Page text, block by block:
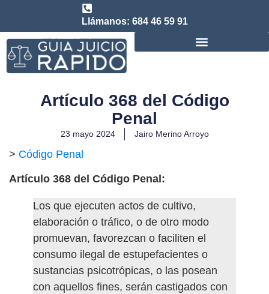
Llámanos: 684 46 59 91
Artículo 368 del Código
Penal
23 mayo 2024 Jairo Merino Arroyo
> Código Penal
Artículo 368 del Código Penal:
Los que ejecuten actos de cultivo,
elaboración o tráfico, o de otro modo
promuevan, favorezcan o faciliten el
consumo ilegal de estupefacientes o
sustancias psicotrópicas, o las posean
con aquellos fines, serán castigados con